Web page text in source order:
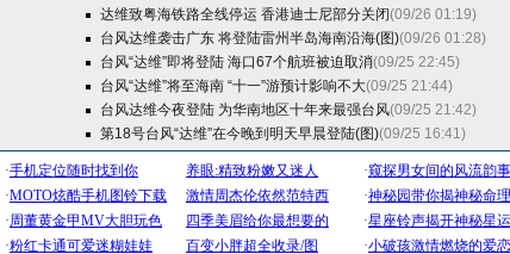
达维致粤海铁路全线停运 香港迪士尼部分关闭(09/26 01:19)
台风达维袭击广东 将登陆雷州半岛海南沿海(图)(09/26 01:28)
台风“达维”即将登陆 海口67个航班被迫取消(09/25 22:45)
台风“达维”将至海南 “十一”游预计影响不大(09/25 21:44)
台风达维今夜登陆 为华南地区十年来最强台风(09/25 21:42)
第18号台风“达维”在今晚到明天早晨登陆(图)(09/25 16:41)